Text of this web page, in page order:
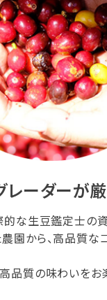
レーダーが
的な生豆鑑定士の
園から、高品質な
品質の味わいをお